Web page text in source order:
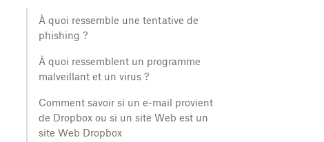
À quoi ressemble une tentative de
phishing ?
À quoi ressemblent un programme
malveillant et un virus ?
Comment savoir si un e-mail provient
de Dropbox ou si un site Web est un
site Web Dropbox